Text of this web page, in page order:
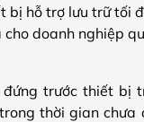
bị hỗ trợ lưu trữ
doanh nghiệp
trước thiết
thời gian